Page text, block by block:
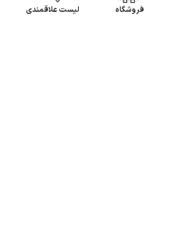
خرید پدالفروشگاه لیست علاقمندی